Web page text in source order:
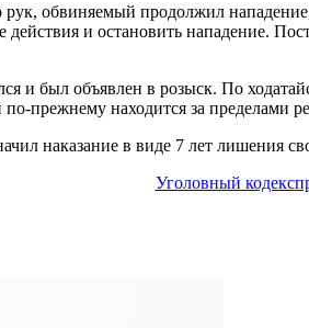
обвиняемый продолжил
и остановить нападение.
и был объявлен в розыск. По
прежнему находится за пределами
наказание в виде 7 лет лишения
Уголовный кодекс